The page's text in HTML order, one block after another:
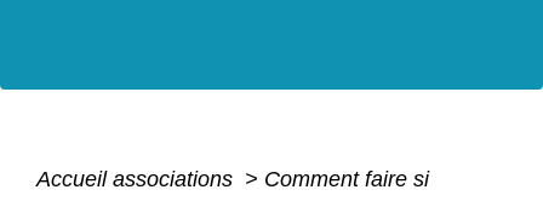
Accueil associations > Comment faire si